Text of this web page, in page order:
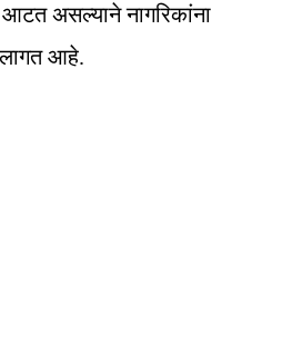
आटत असल्याने नागरिकांना
लागत आहे.